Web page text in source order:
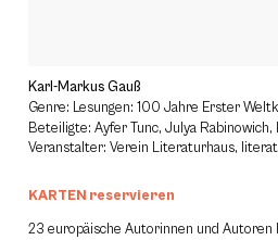
Karl-Markus Gauß
Genre: Lesungen: 100 Jahre Erster
Beteiligte: Ayfer Tunc, Julya Rabinowich,
Veranstalter: Verein Literaturhaus,
KARTEN reservieren
23 europäische Autorinnen und